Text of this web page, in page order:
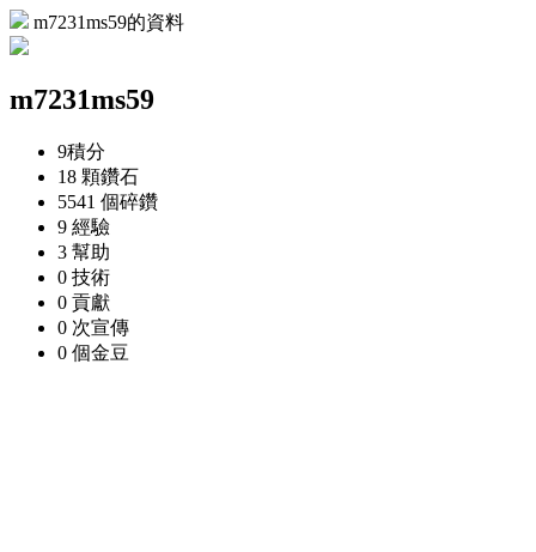
m7231ms59的資料
m7231ms59
9積分
18 顆鑽石
5541 個碎鑽
9 經驗
3 幫助
0 技術
0 貢獻
0 次宣傳
0 個金豆